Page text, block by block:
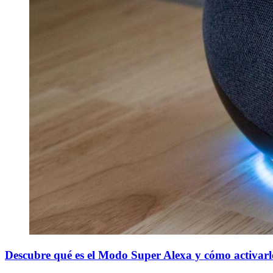
Descubre qué es el Modo Super Alexa y cómo